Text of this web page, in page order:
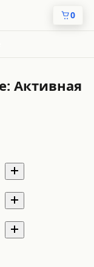
0
Активная